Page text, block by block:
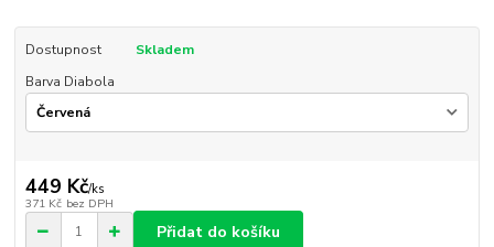
Dostupnost
Skladem
Barva Diabola
449 Kč/ks
371 Kč bez DPH
Přidat do košíku